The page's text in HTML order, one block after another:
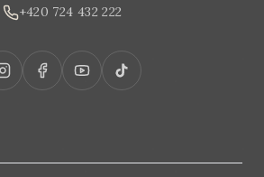
+420 724 432 222